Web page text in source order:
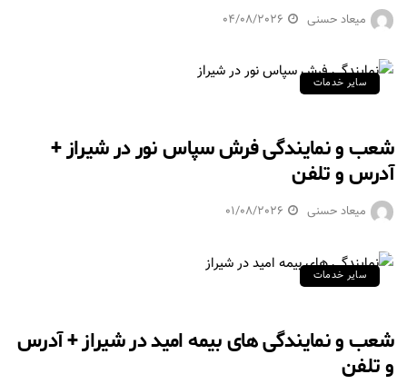
میعاد حسنی 04/08/2026
سایر خدمات
شعب و نمایندگی فرش سپاس نور در شیراز +
آدرس و تلفن
میعاد حسنی 01/08/2026
سایر خدمات
شعب و نمایندگی های بیمه امید در شیراز + آدرس
و تلفن